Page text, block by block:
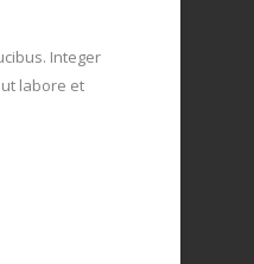
Integer
labore et